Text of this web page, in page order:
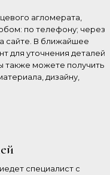
агломерата,
по телефону; через
сайте. В ближайшее
для уточнения деталей
также можете получить
дизайну,
специалист с